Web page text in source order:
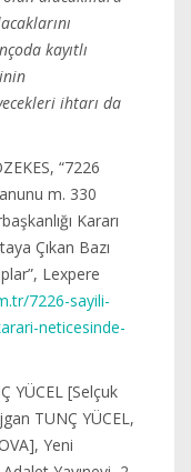
kayıtlı
ihtarı da
“7226
m. 330
Kararı
Çıkan Bazı
Lexpere
7226-sayili-
neticesinde-
YÜCEL [Selçuk
TUNÇ YÜCEL,
Yeni